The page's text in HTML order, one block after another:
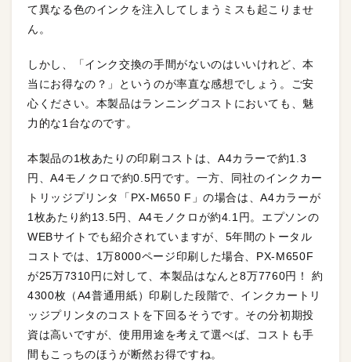
て異なる色のインクを注入してしまうミスも起こりませ
ん。
しかし、「インク交換の手間がないのはいいけれど、本
当にお得なの？」というのが率直な感想でしょう。ご安
心ください。本製品はランニングコストにおいても、魅
力的な1台なのです。
本製品の1枚あたりの印刷コストは、A4カラーで約1.3
円、A4モノクロで約0.5円です。一方、同社のインクカー
トリッジプリンタ「PX-M650 F」の場合は、A4カラーが
1枚あたり約13.5円、A4モノクロが約4.1円。エプソンの
WEBサイトでも紹介されていますが、5年間のトータル
コストでは、1万8000ページ印刷した場合、PX-M650F
が25万7310円に対して、本製品はなんと8万7760円！ 約
4300枚（A4普通用紙）印刷した段階で、インクカートリ
ッジプリンタのコストを下回るそうです。その分初期投
資は高いですが、使用用途を考えて選べば、コストも手
間もこっちのほうが断然お得ですね。